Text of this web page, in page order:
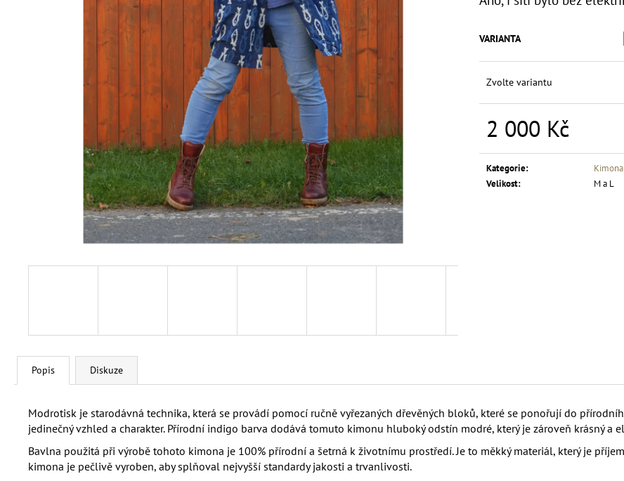
VARIANTA
Zvolte variantu
2 000 Kč
Kategorie:
Kimona
Velikost: M a L
Popis Diskuze
Modrotisk je starodávná technika, která se provádí pomocí ručně vyřezaných dřevěných bloků, které se ponořují do
jedinečný vzhled a charakter. Přírodní indigo barva dodává tomuto kimonu hluboký odstín modré, který je zároveň krásný a
Bavlna použitá při výrobě tohoto kimona je 100% přírodní a šetrná k životnímu prostředí. Je to měkký materiál, který je
kimona je pečlivě vyroben, aby splňoval nejvyšší standardy jakosti a trvanlivosti.
DLOUHÉ KIMONO ČERNÉ ESO
2 500 Kč
HALENKA KIMONO LÍSTEK A LÍSTEK
1 500 Kč
ZELENÉ